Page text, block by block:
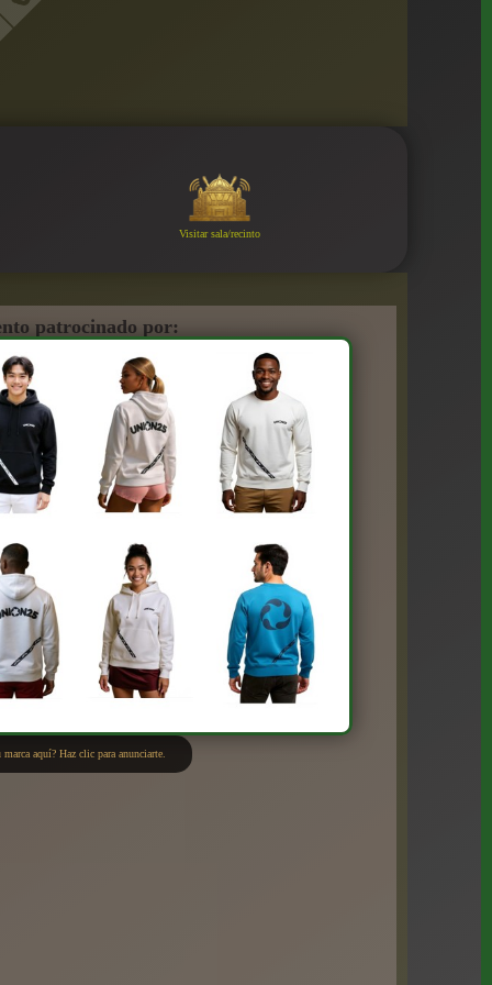
Visitar sala/recinto
patrocinado por:
marca aquí? Haz clic para anunciarte.